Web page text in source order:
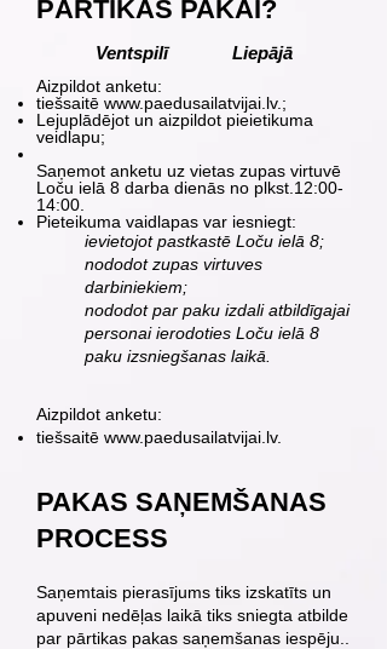
PĀRTIKAS PAKAI?
Ventspilī Liepājā
Aizpildot anketu:
tiešsaitē www.paedusailatvijai.lv.;
Lejuplādējot un aizpildot pieietikuma
veidlapu;
Saņemot anketu uz vietas zupas virtuvē
Loču ielā 8 darba dienās no plkst.12:00-
14:00.
Pieteikuma vaidlapas var iesniegt:
ievietojot pastkastē Loču ielā 8;
nododot zupas virtuves
darbiniekiem;
nododot par paku izdali atbildīgajai
personai ierodoties Loču ielā 8
paku izsniegšanas laikā.
Aizpildot anketu:
tiešsaitē www.paedusailatvijai.lv.
PAKAS SAŅEMŠANAS
PROCESS
Saņemtais pierasījums tiks izskatīts un
apuveni nedēļas laikā tiks sniegta atbilde
par pārtikas pakas saņemšanas iespēju..